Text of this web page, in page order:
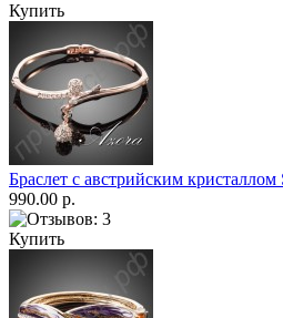
Купить
Браслет с австрийским кристаллом
990.00 р.
Купить